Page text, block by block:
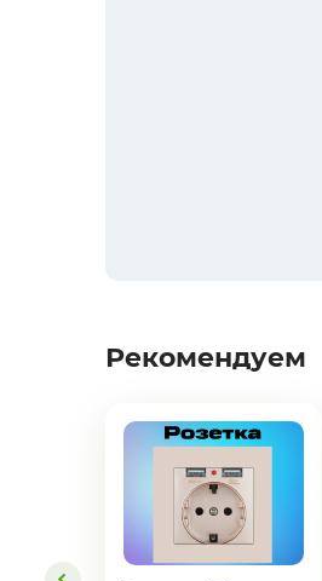
Рекомендуем